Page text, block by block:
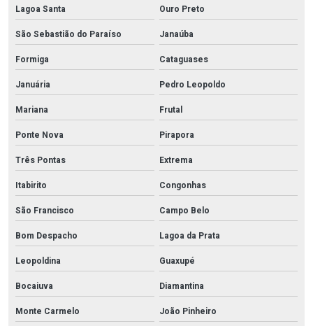
Lagoa Santa
Ouro Preto
São Sebastião do Paraíso
Janaúba
Formiga
Cataguases
Januária
Pedro Leopoldo
Mariana
Frutal
Ponte Nova
Pirapora
Três Pontas
Extrema
Itabirito
Congonhas
São Francisco
Campo Belo
Bom Despacho
Lagoa da Prata
Leopoldina
Guaxupé
Bocaiuva
Diamantina
Monte Carmelo
João Pinheiro